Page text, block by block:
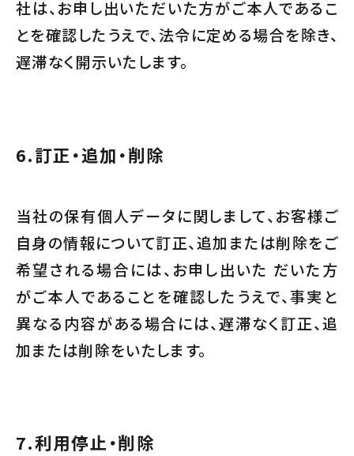
社は、お申し出いただいた方がご本人であるこ
とを確認したうえで、法令に定める場合を除き、
遅滞なく開示いたします。
6.訂正・追加・削除
当社の保有個人データに関しまして、お客様ご
自身の情報について訂正、追加または削除をご
希望される場合には、お申し出いた だいた方
がご本人であることを確認したうえで、事実と
異なる内容がある場合には、遅滞なく訂正、追
加または削除をいたします。
7.利用停止・削除